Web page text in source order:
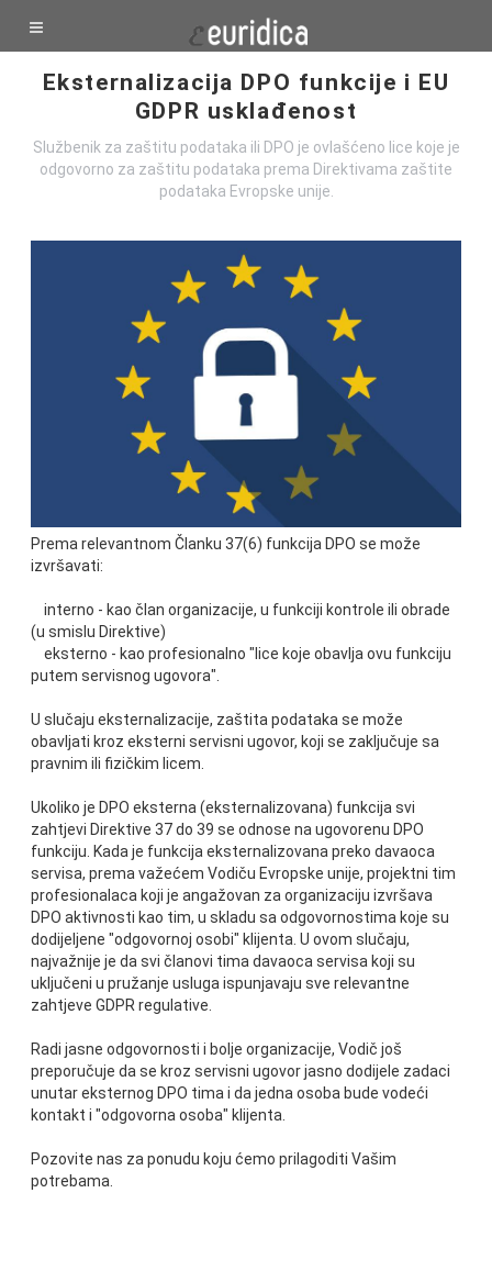
Eksternalizacija DPO funkcije i EU
GDPR usklađenost
Službenik za zaštitu podataka ili DPO je ovlašćeno lice koje je
odgovorno za zaštitu podataka prema Direktivama zaštite
podataka Evropske unije.
Prema relevantnom Članku 37(6) funkcija DPO se može
izvršavati:
interno - kao član organizacije, u funkciji kontrole ili obrade
(u smislu Direktive)
eksterno - kao profesionalno "lice koje obavlja ovu funkciju
putem servisnog ugovora".
U slučaju eksternalizacije, zaštita podataka se može
obavljati kroz eksterni servisni ugovor, koji se zaključuje sa
pravnim ili fizičkim licem.
Ukoliko je DPO eksterna (eksternalizovana) funkcija svi
zahtjevi Direktive 37 do 39 se odnose na ugovorenu DPO
funkciju. Kada je funkcija eksternalizovana preko davaoca
servisa, prema važećem Vodiču Evropske unije, projektni tim
profesionalaca koji je angažovan za organizaciju izvršava
DPO aktivnosti kao tim, u skladu sa odgovornostima koje su
dodijeljene "odgovornoj osobi" klijenta. U ovom slučaju,
najvažnije je da svi članovi tima davaoca servisa koji su
uključeni u pružanje usluga ispunjavaju sve relevantne
zahtjeve GDPR regulative.
Radi jasne odgovornosti i bolje organizacije, Vodič još
preporučuje da se kroz servisni ugovor jasno dodijele zadaci
unutar eksternog DPO tima i da jedna osoba bude vodeći
kontakt i "odgovorna osoba" klijenta.
Pozovite nas za ponudu koju ćemo prilagoditi Vašim
potrebama.